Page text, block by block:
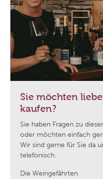
Sie möchten
kaufen?
Sie haben Fragen zu
oder möchten einfach
Wir sind gerne für Sie da
telefonisch.
Die Weingefährten